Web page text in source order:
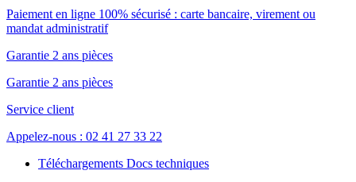
Paiement en ligne 100% sécurisé : carte bancaire, virement ou
mandat administratif
Garantie 2 ans pièces
Garantie 2 ans pièces
Service client
Appelez-nous : 02 41 27 33 22
Téléchargements Docs techniques